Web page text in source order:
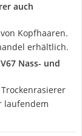
auch
Kopfhaaren.
erhältlich.
Nass- und
laufendem